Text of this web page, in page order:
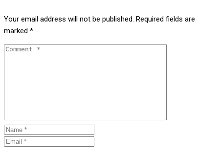
Your email address will not be published. Required fields are
marked *